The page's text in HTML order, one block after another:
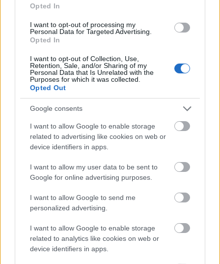
Opted In
I want to opt-out of processing my
Personal Data for Targeted Advertising.
Opted In
I want to opt-out of Collection, Use,
Retention, Sale, and/or Sharing of my
Personal Data that Is Unrelated with the
Purposes for which it was collected.
Opted Out
Google consents
I want to allow Google to enable storage
related to advertising like cookies on web or
device identifiers in apps.
I want to allow my user data to be sent to
Google for online advertising purposes.
I want to allow Google to send me
personalized advertising.
I want to allow Google to enable storage
related to analytics like cookies on web or
device identifiers in apps.
információt megtalálhatunk róluk az interneten is.
De ennek ellenére mindig felbukkannak újabb és
újabb könyvek, filmek, amelyek különös misztikus
ruhába öltöztetik ezeket a társaságokat.
Címkék:szabadkőműves
Ajánlott bejegyzések:
A szerencselovagok ellen született az
Az aranykor rekorderei